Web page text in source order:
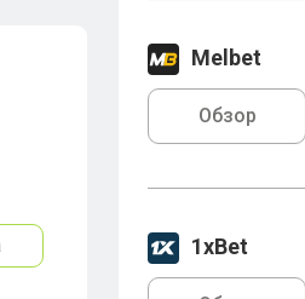
Melbet
Обзор
1xBet